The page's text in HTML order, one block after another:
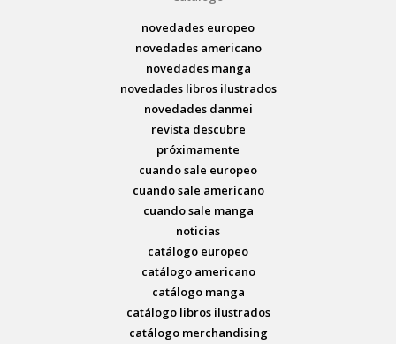
novedades europeo
novedades americano
novedades manga
novedades libros ilustrados
novedades danmei
revista descubre
próximamente
cuando sale europeo
cuando sale americano
cuando sale manga
noticias
catálogo europeo
catálogo americano
catálogo manga
catálogo libros ilustrados
catálogo merchandising